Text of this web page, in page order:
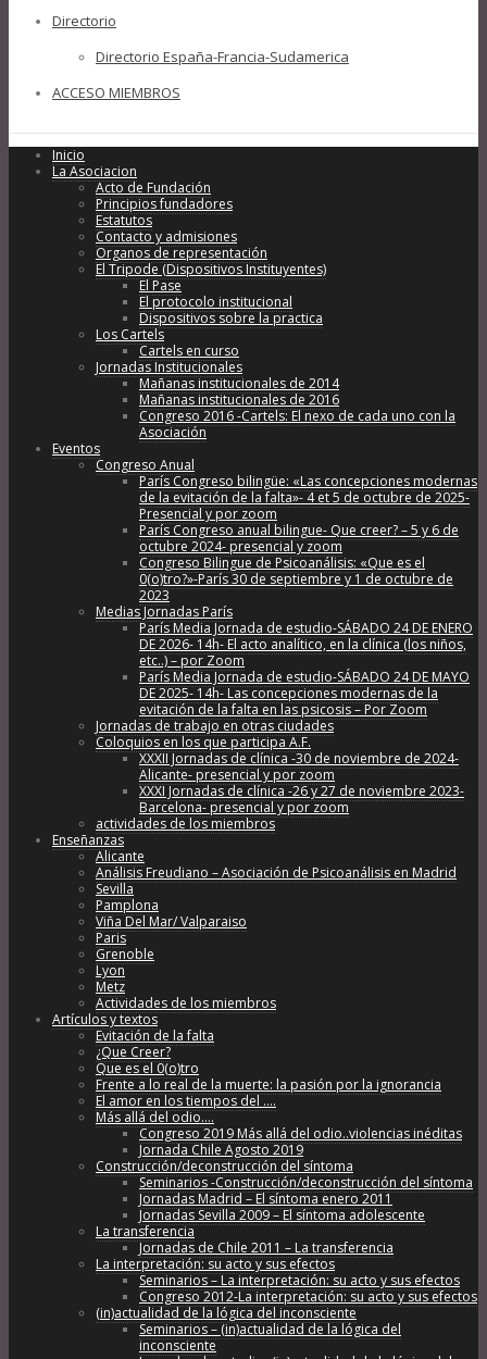
Directorio
Directorio España-Francia-Sudamerica
ACCESO MIEMBROS
Inicio
La Asociacion
Acto de Fundación
Principios fundadores
Estatutos
Contacto y admisiones
Organos de representación
El Tripode (Dispositivos Instituyentes)
El Pase
El protocolo institucional
Dispositivos sobre la practica
Los Cartels
Cartels en curso
Jornadas Institucionales
Mañanas institucionales de 2014
Mañanas institucionales de 2016
Congreso 2016 -Cartels: El nexo de cada uno con la
Asociación
Eventos
Congreso Anual
París Congreso bilingüe: «Las concepciones modernas
de la evitación de la falta»- 4 et 5 de octubre de 2025-
Presencial y por zoom
París Congreso anual bilingue- Que creer? – 5 y 6 de
octubre 2024- presencial y zoom
Congreso Bilingue de Psicoanálisis: «Que es el
0(o)tro?»-París 30 de septiembre y 1 de octubre de
2023
Medias Jornadas París
París Media Jornada de estudio-SÁBADO 24 DE ENERO
DE 2026- 14h- El acto analítico, en la clínica (los niños,
etc..) – por Zoom
París Media Jornada de estudio-SÁBADO 24 DE MAYO
DE 2025- 14h- Las concepciones modernas de la
evitación de la falta en las psicosis – Por Zoom
Jornadas de trabajo en otras ciudades
Coloquios en los que participa A.F.
XXXII Jornadas de clínica -30 de noviembre de 2024-
Alicante- presencial y por zoom
XXXI Jornadas de clínica -26 y 27 de noviembre 2023-
Barcelona- presencial y por zoom
actividades de los miembros
Enseñanzas
Alicante
Análisis Freudiano – Asociación de Psicoanálisis en Madrid
Sevilla
Pamplona
Viña Del Mar/ Valparaiso
Paris
Grenoble
Lyon
Metz
Actividades de los miembros
Artículos y textos
Evitación de la falta
¿Que Creer?
Que es el 0(o)tro
Frente a lo real de la muerte: la pasión por la ignorancia
El amor en los tiempos del ….
Más allá del odio….
Congreso 2019 Más allá del odio..violencias inéditas
Jornada Chile Agosto 2019
Construcción/deconstrucción del síntoma
Seminarios -Construcción/deconstrucción del síntoma
Jornadas Madrid – El síntoma enero 2011
Jornadas Sevilla 2009 – El síntoma adolescente
La transferencia
Jornadas de Chile 2011 – La transferencia
La interpretación: su acto y sus efectos
Seminarios – La interpretación: su acto y sus efectos
Congreso 2012-La interpretación: su acto y sus efectos
(in)actualidad de la lógica del inconsciente
Seminarios – (in)actualidad de la lógica del
inconsciente